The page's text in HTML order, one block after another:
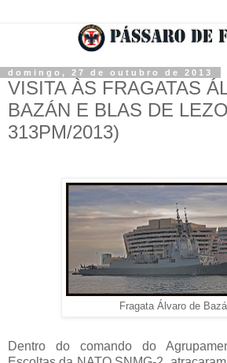
domingo, 27 de outubro de 2013
VISITA ÀS FRAGATAS
BAZÁN E BLAS DE
313PM/2013)
Fragata Álvaro de
Dentro do comando do